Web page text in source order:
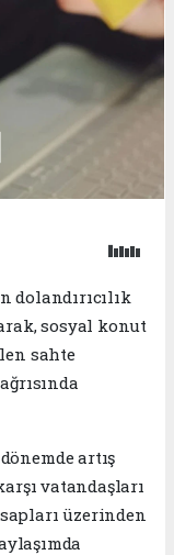
dolandırıcılık
sosyal konut
sahte
artış
vatandaşları
üzerinden